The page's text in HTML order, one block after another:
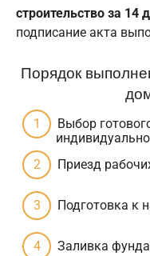
строительство за 14
подписание акта
Порядок
Выбор
Приезд
Подготовка к
Заливка